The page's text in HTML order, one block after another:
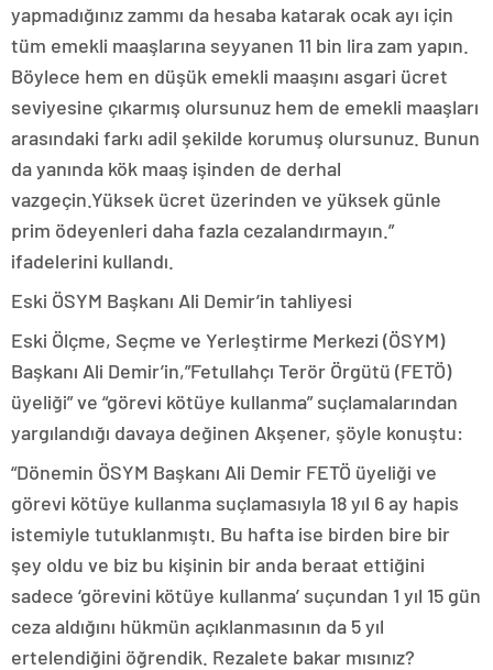
yapmadığınız zammı da hesaba katarak ocak ayı için
tüm emekli maaşlarına seyyanen 11 bin lira zam yapın.
Böylece hem en düşük emekli maaşını asgari ücret
seviyesine çıkarmış olursunuz hem de emekli maaşları
arasındaki farkı adil şekilde korumuş olursunuz. Bunun
da yanında kök maaş işinden de derhal
vazgeçin.Yüksek ücret üzerinden ve yüksek günle
prim ödeyenleri daha fazla cezalandırmayın.”
ifadelerini kullandı.
Eski ÖSYM Başkanı Ali Demir’in tahliyesi
Eski Ölçme, Seçme ve Yerleştirme Merkezi (ÖSYM)
Başkanı Ali Demir’in,”Fetullahçı Terör Örgütü (FETÖ)
üyeliği” ve “görevi kötüye kullanma” suçlamalarından
yargılandığı davaya değinen Akşener, şöyle konuştu:
“Dönemin ÖSYM Başkanı Ali Demir FETÖ üyeliği ve
görevi kötüye kullanma suçlamasıyla 18 yıl 6 ay hapis
istemiyle tutuklanmıştı. Bu hafta ise birden bire bir
şey oldu ve biz bu kişinin bir anda beraat ettiğini
sadece ‘görevini kötüye kullanma’ suçundan 1 yıl 15 gün
ceza aldığını hükmün açıklanmasının da 5 yıl
ertelendiğini öğrendik. Rezalete bakar mısınız?